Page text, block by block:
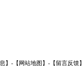
】 - 【网站地图】 - 【留言反馈】